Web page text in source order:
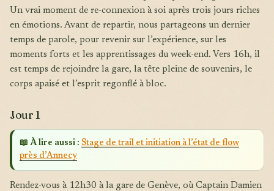
Un vrai moment de re-connexion à soi après trois jours riches
en émotions. Avant de repartir, nous partageons un dernier
temps de parole, pour revenir sur l’expérience, sur les
moments forts et les apprentissages du week-end. Vers 16h, il
est temps de rejoindre la gare, la tête pleine de souvenirs, le
corps apaisé et l’esprit regonflé à bloc.
Jour 1
📖 À lire aussi : Stage de trail et initiation à l’état de flow
près d’Annecy
Rendez-vous à 12h30 à la gare de Genève, où Captain Damien